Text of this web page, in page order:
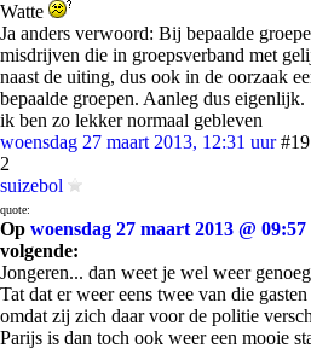
Watte
Ja anders verwoord: Bij bepaalde
misdrijven die in groepsverband met
naast de uiting, dus ook in de oorzaak
bepaalde groepen. Aanleg dus eigenlijk.
ik ben zo lekker normaal gebleven
woensdag 27 maart 2013, 12:31 uur #19
2
suizebol
quote:
Op woensdag 27 maart 2013 @ 09:57
volgende:
Jongeren... dan weet je wel weer genoeg
Tat dat er weer eens twee van die
omdat zij zich daar voor de politie
Parijs is dan toch ook weer een mooie